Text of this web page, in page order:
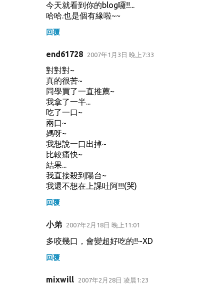
今天就看到你的blog囉!!...
哈哈.也是個有緣啦~~
回覆
end61728 2007年1月3日 晚上7:33
對對對~
真的很苦~
同學買了一直推薦~
我拿了一半...
吃了一口~
兩口~
媽呀~
我想說一口出掉~
比較痛快~
結果...
我直接殺到陽台~
我還不想在上課吐阿!!!(哭)
回覆
小弟 2007年2月18日 晚上11:01
多咬幾口，會變超好吃的!!~XD
回覆
mixwill 2007年2月28日 凌晨1:23